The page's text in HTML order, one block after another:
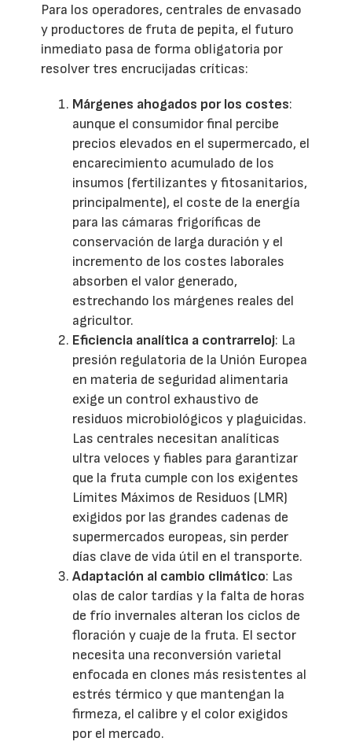
Para los operadores, centrales de envasado
y productores de fruta de pepita, el futuro
inmediato pasa de forma obligatoria por
resolver tres encrucijadas críticas:
Márgenes ahogados por los costes:
aunque el consumidor final percibe
precios elevados en el supermercado, el
encarecimiento acumulado de los
insumos (fertilizantes y fitosanitarios,
principalmente), el coste de la energía
para las cámaras frigoríficas de
conservación de larga duración y el
incremento de los costes laborales
absorben el valor generado,
estrechando los márgenes reales del
agricultor.
Eficiencia analítica a contrarreloj: La
presión regulatoria de la Unión Europea
en materia de seguridad alimentaria
exige un control exhaustivo de
residuos microbiológicos y plaguicidas.
Las centrales necesitan analíticas
ultra veloces y fiables para garantizar
que la fruta cumple con los exigentes
Límites Máximos de Residuos (LMR)
exigidos por las grandes cadenas de
supermercados europeas, sin perder
días clave de vida útil en el transporte.
Adaptación al cambio climático: Las
olas de calor tardías y la falta de horas
de frío invernales alteran los ciclos de
floración y cuaje de la fruta. El sector
necesita una reconversión varietal
enfocada en clones más resistentes al
estrés térmico y que mantengan la
firmeza, el calibre y el color exigidos
por el mercado.